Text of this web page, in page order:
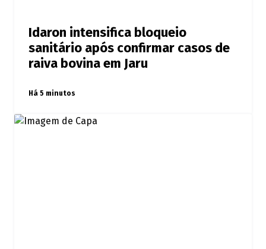
Idaron intensifica bloqueio
sanitário após confirmar casos de
raiva bovina em Jaru
Há 5 minutos